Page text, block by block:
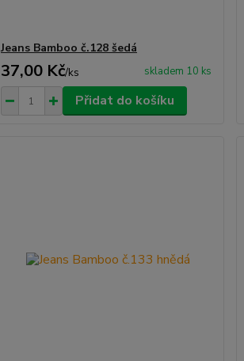
Jeans Bamboo č.128 šedá
37,00 Kč/ks skladem 10 ks
Přidat do košíku